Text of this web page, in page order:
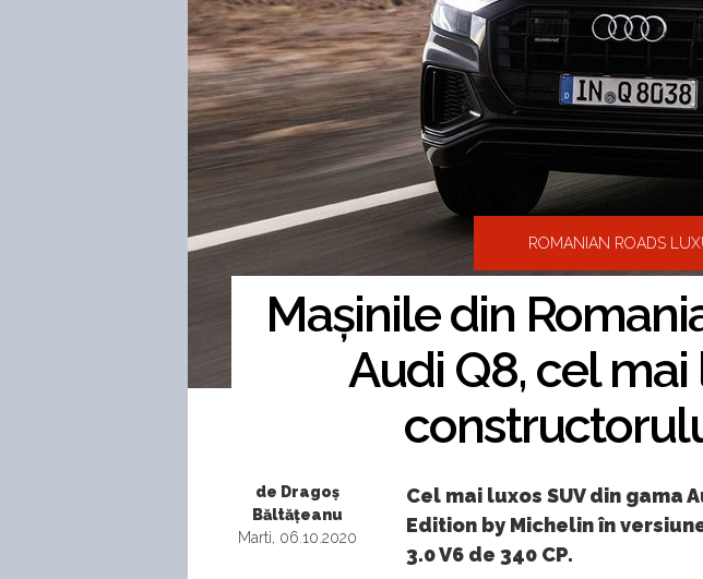
ROMANIAN ROADS
Mașinile din
Audi Q8, cel
de Dragoș
Băltățeanu
Marti, 06.10.2020
Cel mai luxos SUV din gama
Edition by Michelin în
3.0 V6 de 340 CP.